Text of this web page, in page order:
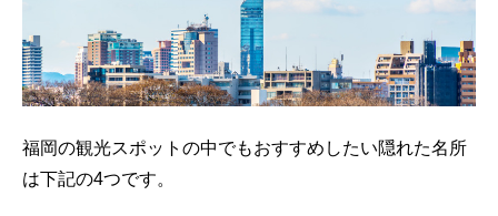
福岡の観光スポットの中でもおすすめしたい隠れた名所
は下記の4つです。